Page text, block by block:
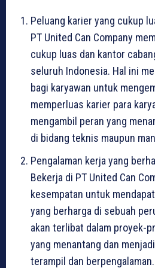
Peluang karier yang cukup
PT United Can Company
cukup luas dan kantor
seluruh Indonesia. Hal ini
bagi karyawan untuk
memperluas karier para
mengambil peran yang
di bidang teknis maupun
Pengalaman kerja yang
Bekerja di PT United Can
kesempatan untuk
yang berharga di sebuah
akan terlibat dalam proyek-
yang menantang dan
terampil dan berpengalaman.